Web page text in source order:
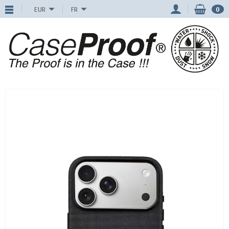
EUR FR 0